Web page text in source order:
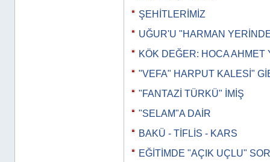
ŞEHİTLERİMİZ
UĞUR'U "HARMAN
KÖK DEĞER: HOCA AHMET
"VEFA" HARPUT KALESİ"
"FANTAZİ TÜRKÜ" İMİŞ
"SELAM"A DAİR
BAKÜ - TİFLİS - KARS
EĞİTİMDE "AÇIK UÇLU"